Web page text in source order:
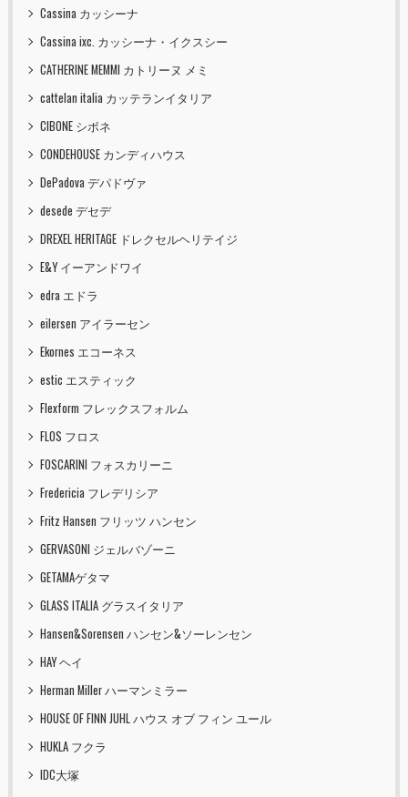
Cassina カッシーナ
Cassina ixc. カッシーナ・イクスシー
CATHERINE MEMMI カトリーヌ メミ
cattelan italia カッテランイタリア
CIBONE シボネ
CONDEHOUSE カンディハウス
DePadova デパドヴァ
desede デセデ
DREXEL HERITAGE ドレクセルヘリテイジ
E&Y イーアンドワイ
edra エドラ
eilersen アイラーセン
Ekornes エコーネス
estic エスティック
Flexform フレックスフォルム
FLOS フロス
FOSCARINI フォスカリーニ
Fredericia フレデリシア
Fritz Hansen フリッツ ハンセン
GERVASONI ジェルバゾーニ
GETAMAゲタマ
GLASS ITALIA グラスイタリア
Hansen&Sorensen ハンセン&ソーレンセン
HAY ヘイ
Herman Miller ハーマンミラー
HOUSE OF FINN JUHL ハウス オブ フィン ユール
HUKLA フクラ
IDC大塚